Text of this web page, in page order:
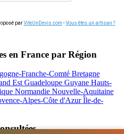
parViteUnDevis.com -Vous êtes un artisan ?
en France par Région
Franche-Comté Bretagne
Est Guadeloupe Guyane Hauts-
Normandie Nouvelle-Aquitaine
Alpes-Côte d'AzurÎle-de-